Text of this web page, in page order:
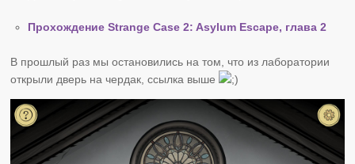
Прохождение Strange Case 2: Asylum Escape, глава 2
В прошлый раз мы остановились на том, что из лаборатории
открыли дверь на чердак, ссылка выше